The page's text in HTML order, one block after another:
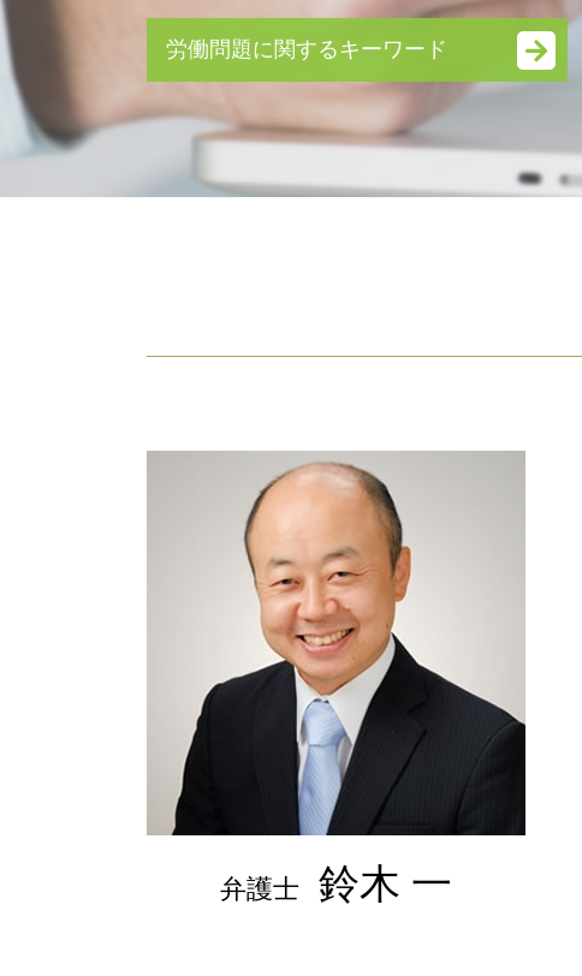
親権 いつまで
養育費 未払い
離婚後 手続き
性格の不一致 離婚 慰謝料
財産分与 対象
親権 争い
婚姻費用分担請求 内容証明
離婚 親権 父親
労働問題に関するキーワード
残業代請求 時効
労働問題 弁護士
不当解雇 慰謝料 相場
残業代請求 弁護士
労働問題 弁護士 東京
退職金 時効
労働問題
弁護士 鈴木 一